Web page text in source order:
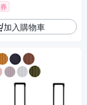
券
加入購物車